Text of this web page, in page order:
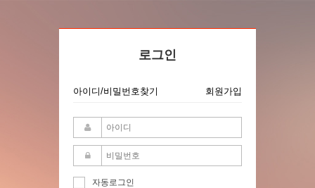
로그인
아이디/비밀번호찾기 회원가입
자동로그인